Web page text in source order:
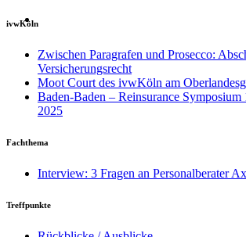
ivwKöln
Zwischen Paragrafen und Prosecco:
Versicherungsrecht
Moot Court des ivwKöln am
Baden-Baden – Reinsurance
2025
Fachthema
Interview: 3 Fragen an Personalberater
Treffpunkte